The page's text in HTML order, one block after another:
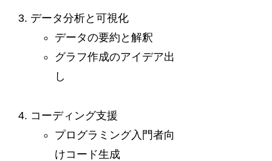
データ分析と可視化
データの要約と解釈
グラフ作成のアイデア出
し
コーディング支援
プログラミング入門者向
けコード生成